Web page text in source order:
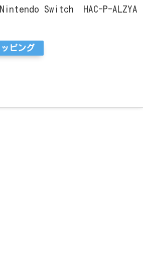
Switch HAC-P-ALZYA
ピング